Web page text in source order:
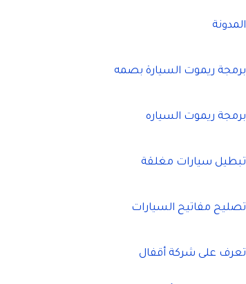
المدونة
برمجة ريموت السيارة بصمه
برمجة ريموت السياره
تبطيل سيارات مغلقة
تصليح مفاتيح السيارات
تعرف على شركة أقفال